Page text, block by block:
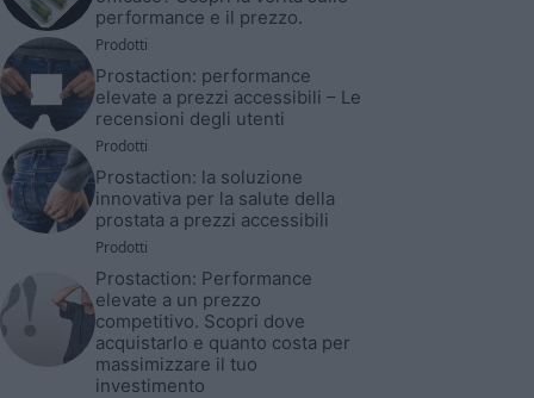
performance e il prezzo.
Prodotti
Prostaction: performance
elevate a prezzi accessibili – Le
recensioni degli utenti
Prodotti
Prostaction: la soluzione
innovativa per la salute della
prostata a prezzi accessibili
Prodotti
Prostaction: Performance
elevate a un prezzo
competitivo. Scopri dove
acquistarlo e quanto costa per
massimizzare il tuo
investimento